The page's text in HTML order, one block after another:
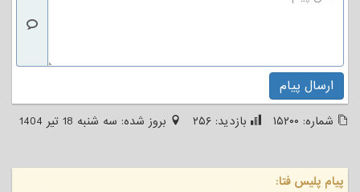
ارسال پیام
شماره: ۱۵۲۰۰ بازدید: ۲۵۶ بروز شده: سه شنبه 18 تیر 1404
پیام پلیس فتا: